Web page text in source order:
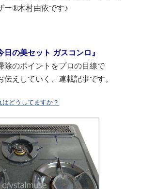
ー®木村由依です♪
の美セット ガスコンロ』
除のポイントをプロの目線で
伝えしていく、連載記事です。
どうしてますか？